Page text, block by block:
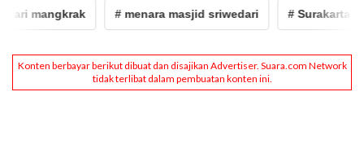
mangkrak # menara masjid sriwedari # Surakarta